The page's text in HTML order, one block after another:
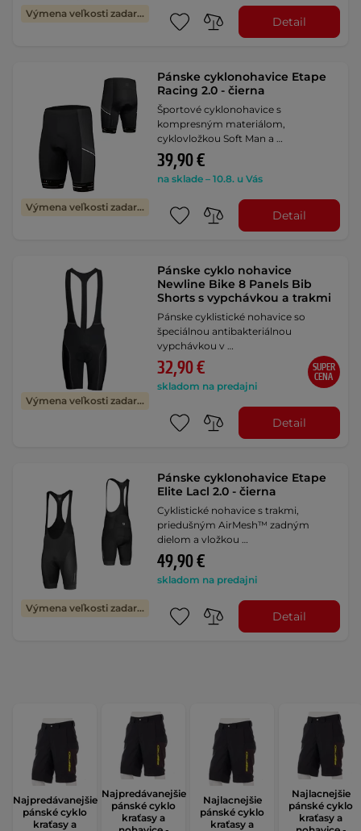
Výmena veľkosti zadarmo
Detail
Výmena veľkosti zadarmo
Pánske cyklonohavice Etape
Racing 2.0 - čierna
Športové cyklonohavice s
kompresným materiálom,
cyklovložkou Soft Man a …
39,90 €
na sklade – 10.8. u Vás
Detail
Výmena veľkosti zadarmo
Pánske cyklo nohavice
Newline Bike 8 Panels Bib
Shorts s vypchávkou a trakmi
Pánske cyklistické nohavice so
špeciálnou antibakteriálnou
vypchávkou v …
32,90 €
skladom na predajni
SUPER
CENA
Detail
Výmena veľkosti zadarmo
Pánske cyklonohavice Etape
Elite Lacl 2.0 - čierna
Cyklistické nohavice s trakmi,
priedušným AirMesh™ zadným
dielom a vložkou …
49,90 €
skladom na predajni
Detail
Najpredávanejšie
pánské cyklo
kraťasy a
Najpredávanejšie
pánské cyklo
kraťasy a
Najlacnejšie
pánské cyklo
kraťasy a
Najlacnejšie
pánské cyklo
kraťasy a